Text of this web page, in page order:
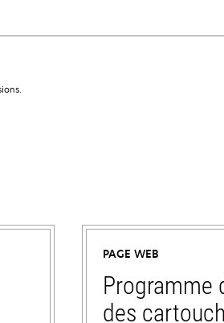
PAGE WEB
Programme
des